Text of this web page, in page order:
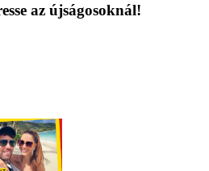
az újságosoknál!